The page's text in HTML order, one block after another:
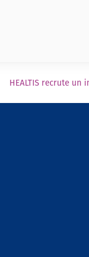
HEALTIS recrute